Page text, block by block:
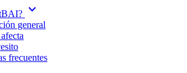
expand_more
general
frecuentes